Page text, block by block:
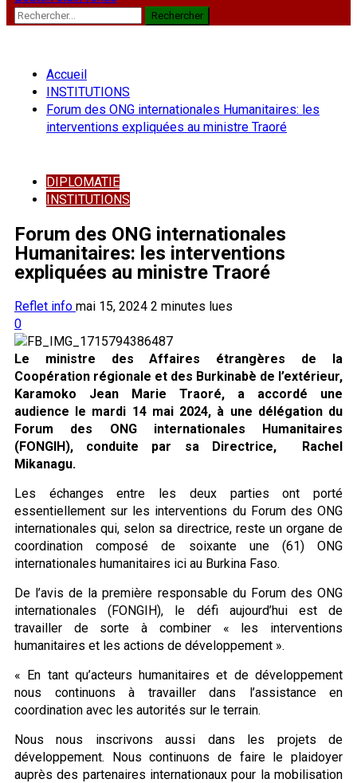
Rechercher :
Accueil
INSTITUTIONS
Forum des ONG internationales Humanitaires: les
interventions expliquées au ministre Traoré
DIPLOMATIE
INSTITUTIONS
Forum des ONG internationales
Humanitaires: les interventions
expliquées au ministre Traoré
Reflet info mai 15, 2024 2 minutes lues
0
Le ministre des Affaires étrangères de la
Coopération régionale et des Burkinabè de l’extérieur,
Karamoko Jean Marie Traoré, a accordé une
audience le mardi 14 mai 2024, à une délégation du
Forum des ONG internationales Humanitaires
(FONGIH), conduite par sa Directrice, Rachel
Mikanagu.
Les échanges entre les deux parties ont porté
essentiellement sur les interventions du Forum des ONG
internationales qui, selon sa directrice, reste un organe de
coordination composé de soixante une (61) ONG
internationales humanitaires ici au Burkina Faso.
De l’avis de la première responsable du Forum des ONG
internationales (FONGIH), le défi aujourd’hui est de
travailler de sorte à combiner « les interventions
humanitaires et les actions de développement ».
« En tant qu’acteurs humanitaires et de développement
nous continuons à travailler dans l’assistance en
coordination avec les autorités sur le terrain.
Nous nous inscrivons aussi dans les projets de
développement. Nous continuons de faire le plaidoyer
auprès des partenaires internationaux pour la mobilisation